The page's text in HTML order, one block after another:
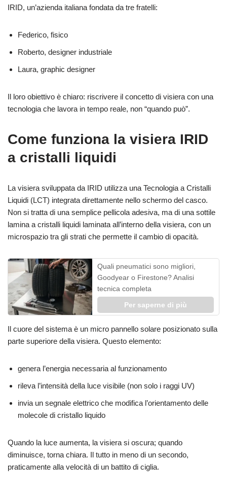
IRID, un’azienda italiana fondata da tre fratelli:
Federico, fisico
Roberto, designer industriale
Laura, graphic designer
Il loro obiettivo è chiaro: riscrivere il concetto di visiera con una
tecnologia che lavora in tempo reale, non “quando può”.
Come funziona la visiera IRID
a cristalli liquidi
La visiera sviluppata da IRID utilizza una Tecnologia a Cristalli
Liquidi (LCT) integrata direttamente nello schermo del casco.
Non si tratta di una semplice pellicola adesiva, ma di una sottile
lamina a cristalli liquidi laminata all’interno della visiera, con un
microspazio tra gli strati che permette il cambio di opacità.
Quali pneumatici sono migliori,
Goodyear o Firestone? Analisi
tecnica completa
Per saperne di più
Il cuore del sistema è un micro pannello solare posizionato sulla
parte superiore della visiera. Questo elemento:
genera l’energia necessaria al funzionamento
rileva l’intensità della luce visibile (non solo i raggi UV)
invia un segnale elettrico che modifica l’orientamento delle
molecole di cristallo liquido
Quando la luce aumenta, la visiera si oscura; quando
diminuisce, torna chiara. Il tutto in meno di un secondo,
praticamente alla velocità di un battito di ciglia.